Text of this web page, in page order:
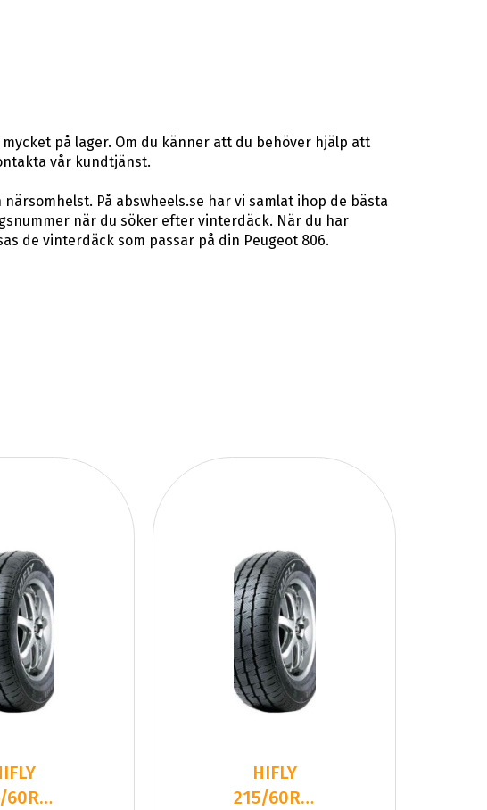
på lager. Om du känner att du behöver hjälp att
vår kundtjänst.
På abswheels.se har vi samlat ihop de bästa
när du söker efter vinterdäck. När du har
de vinterdäck som passar på din Peugeot 806.
HIFLY
215/60R16C